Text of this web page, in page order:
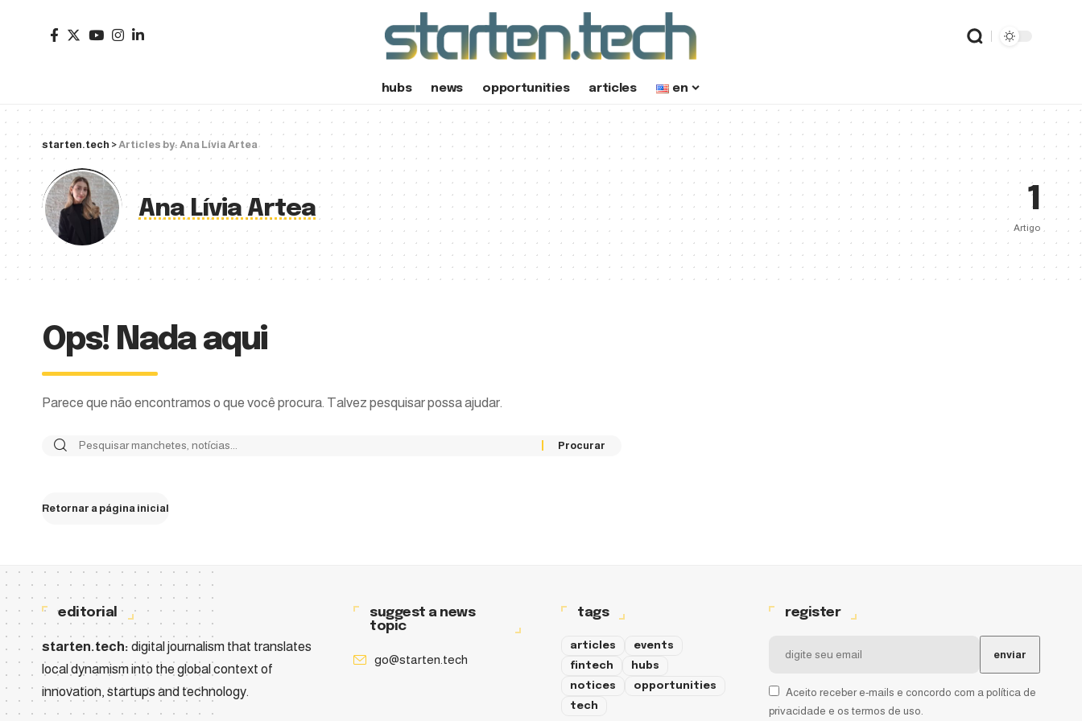
hubs news opportunities articles en
starten.tech >Articles by: Ana Lívia Artea
Ana Lívia Artea 1
Artigo
Ops! Nada aqui
Parece que não encontramos o que você procura. Talvez pesquisar possa ajudar.
Retornar a página inicial
editorial
starten.tech: digital journalism that translates
local dynamism into the global context of
innovation, startups and technology.
suggest a news
topic
go@starten.tech
tags
articles
events
fintech
hubs
notices
opportunities
tech
register
Aceito receber e-mails e concordo com a política de
privacidade e os termos de uso.